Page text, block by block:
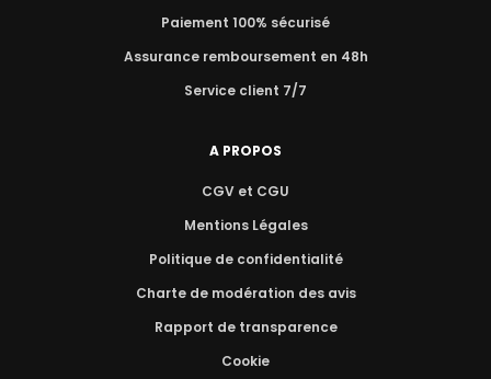
Paiement 100% sécurisé
Assurance remboursement en 48h
Service client 7/7
A PROPOS
CGV et CGU
Mentions Légales
Politique de confidentialité
Charte de modération des avis
Rapport de transparence
Cookie